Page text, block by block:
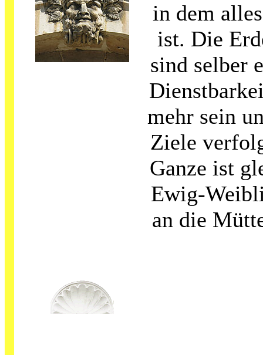
in dem
ist. Die
sind selber
mehr sein
Ziele
Ganze ist
Ewig-
an die